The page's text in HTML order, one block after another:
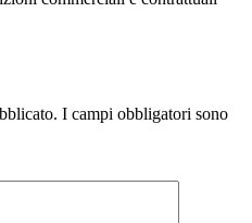
I campi obbligatori sono